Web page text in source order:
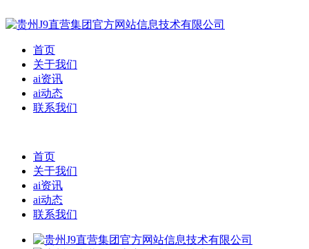
首页
关于我们
ai资讯
ai动态
联系我们
首页
关于我们
ai资讯
ai动态
联系我们